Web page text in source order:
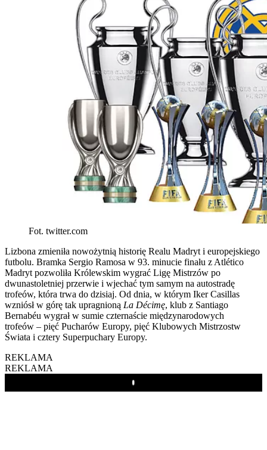
Fot. twitter.com
Lizbona zmieniła nowożytnią historię Realu Madryt i europejskiego
futbolu. Bramka Sergio Ramosa w 93. minucie finału z Atlético
Madryt pozwoliła Królewskim wygrać Ligę Mistrzów po
dwunastoletniej przerwie i wjechać tym samym na autostradę
trofeów, która trwa do dzisiaj. Od dnia, w którym Iker Casillas
wzniósł w górę tak upragnioną La Décimę, klub z Santiago
Bernabéu wygrał w sumie czternaście międzynarodowych
trofeów – pięć Pucharów Europy, pięć Klubowych Mistrzostw
Świata i cztery Superpuchary Europy.
REKLAMA
REKLAMA
Play